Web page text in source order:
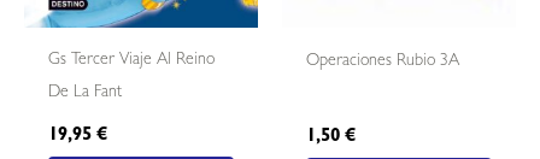
Gs Tercer Viaje Al Reino
De La Fant
19,95€
Operaciones Rubio 3A
1,50€